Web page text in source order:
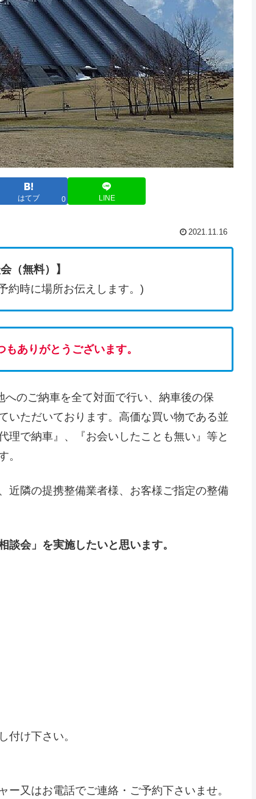
はてブ 0 LINE
2021.11.16
（無料）】
約時に場所お伝えします。)
ありがとうございます。
のご納車を全て対面で行い、納車後の保
いただいております。高価な買い物である並
理で納車』、『お会いしたことも無い』等と
。
近隣の提携整備業者様、お客様ご指定の整備
会」を実施したいと思います。
付け下さい。
又はお電話でご連絡・ご予約下さいませ。